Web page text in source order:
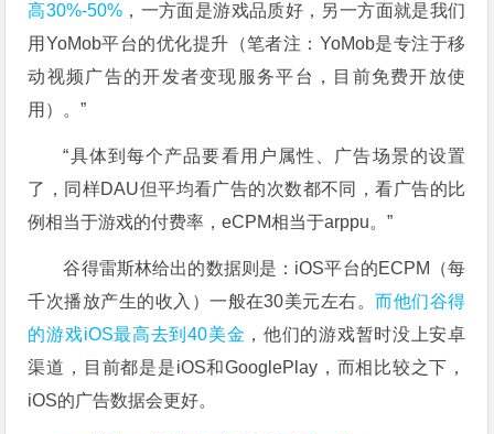
高30%-50%，一方面是游戏品质好，另一方面就是我们
用YoMob平台的优化提升（笔者注：YoMob是专注于移
动视频广告的开发者变现服务平台，目前免费开放使
用）。”
“具体到每个产品要看用户属性、广告场景的设置
了，同样DAU但平均看广告的次数都不同，看广告的比
例相当于游戏的付费率，eCPM相当于arppu。”
谷得雷斯林给出的数据则是：iOS平台的ECPM（每
千次播放产生的收入）一般在30美元左右。而他们谷得
的游戏iOS最高去到40美金 ，他们的游戏暂时没上安卓
渠道，目前都是是iOS和GooglePlay，而相比较之下，
iOS的广告数据会更好。